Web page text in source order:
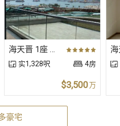
海天晋 1座 低层 A室
实1,328呎 4房
$3,500万
豪宅